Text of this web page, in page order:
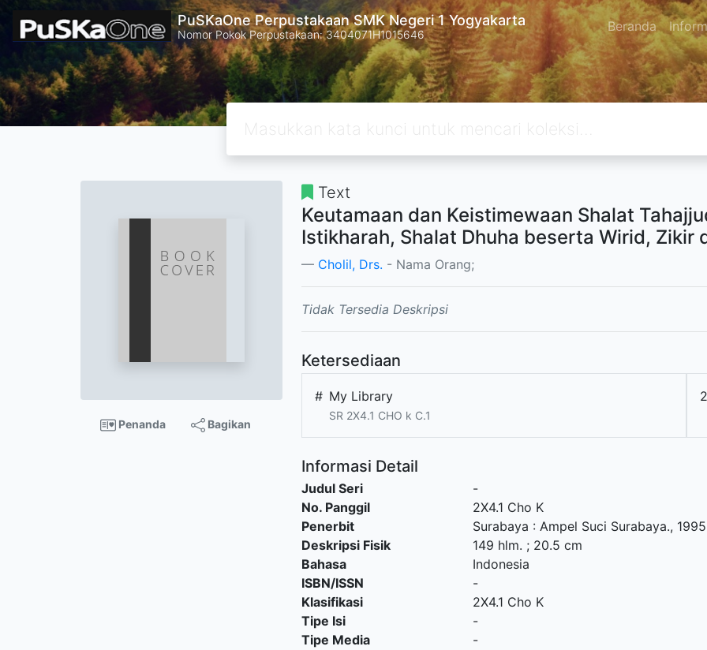
PuSKaOne Perpustakaan SMK Negeri 1 Yogyakarta
Nomor Pokok Perpustakaan: 3404071H1015646 Beranda
Penanda Bagikan
Text
Keutamaan dan Keistimewaan Shalat
Istikharah, Shalat Dhuha beserta Wirid, Zikir
Cholil, Drs. - Nama Orang;
Tidak Tersedia Deskripsi
Ketersediaan
# My Library
SR 2X4.1 CHO k C.1
Informasi Detail
Judul Seri
-
No. Panggil
2X4.1 Cho K
Penerbit
Surabaya : Ampel Suci Surabaya., 1995
Deskripsi Fisik
149 hlm. ; 20.5 cm
Bahasa
Indonesia
ISBN/ISSN
-
Klasifikasi
2X4.1 Cho K
Tipe Isi
-
Tipe Media
-